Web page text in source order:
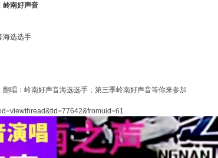
岭南好声音
海选选手
唱：岭南好声音海选选手；第三季岭南好声音等你来参加